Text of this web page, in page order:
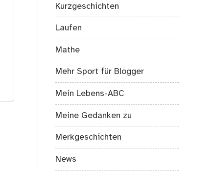
Kurzgeschichten
Laufen
Mathe
Mehr Sport für Blogger
Mein Lebens-ABC
Meine Gedanken zu
Merkgeschichten
News